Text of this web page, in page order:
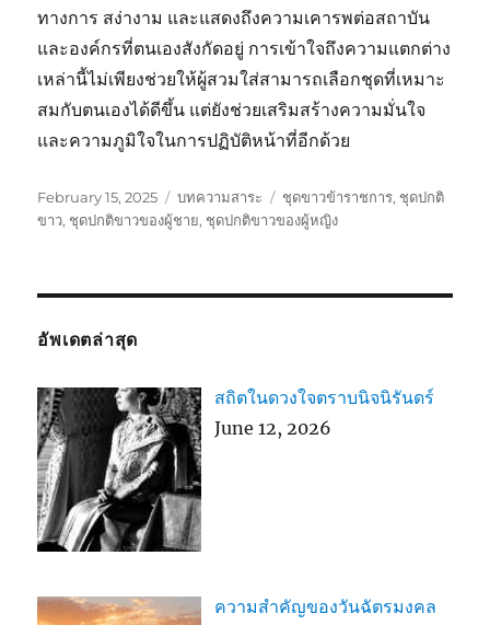
ทางการ สง่างาม และแสดงถึงความเคารพต่อสถาบัน
และองค์กรที่ตนเองสังกัดอยู่ การเข้าใจถึงความแตกต่าง
เหล่านี้ไม่เพียงช่วยให้ผู้สวมใส่สามารถเลือกชุดที่เหมาะ
สมกับตนเองได้ดีขึ้น แต่ยังช่วยเสริมสร้างความมั่นใจ
และความภูมิใจในการปฏิบัติหน้าที่อีกด้วย
Posted
on
February 15, 2025 Categories
บทความสาระ Tags
ชุดขาวข้าราชการ, ชุดปกติ
ขาว, ชุดปกติขาวของผู้ชาย, ชุดปกติขาวของผู้หญิง
อัพเดตล่าสุด
สถิตในดวงใจตราบนิจนิรันดร์
June 12, 2026
ความสำคัญของวันฉัตรมงคล